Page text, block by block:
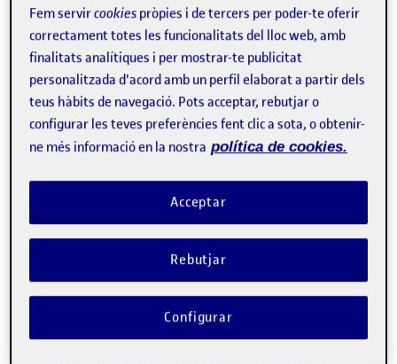
1. Empresa Fluent: Espai en entorn natural destinat a retirs de
ioga, creatius, de desconnexió… Es tracta d’un espai que ofereix
l’entorn,…
Males pràctiques en l’ús de la tipografia
Noemí Borda Perera
8 juny, 2022 9:37 am
comentari
Fem servircookies pròpies i de tercers per poder-te oferir
correctament totes les funcionalitats del lloc web, amb
finalitats analítiques i per mostrar-te publicitat
personalitzada d'acord amb un perfil elaborat a partir dels
teus hàbits de navegació. Pots acceptar, rebutjar o
configurar les teves preferències fent clic a sota, o obtenir-
ne més informació en la nostra política de cookies.
Rebutjar
Acceptar
Configurar